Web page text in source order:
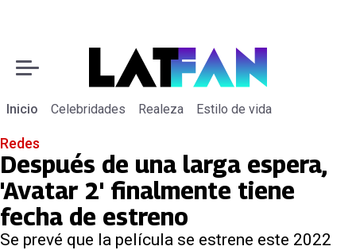
Inicio Celebridades Realeza Estilo de vida
Redes
Después de una larga espera,
'Avatar 2' finalmente tiene
fecha de estreno
Se prevé que la película se estrene este 2022